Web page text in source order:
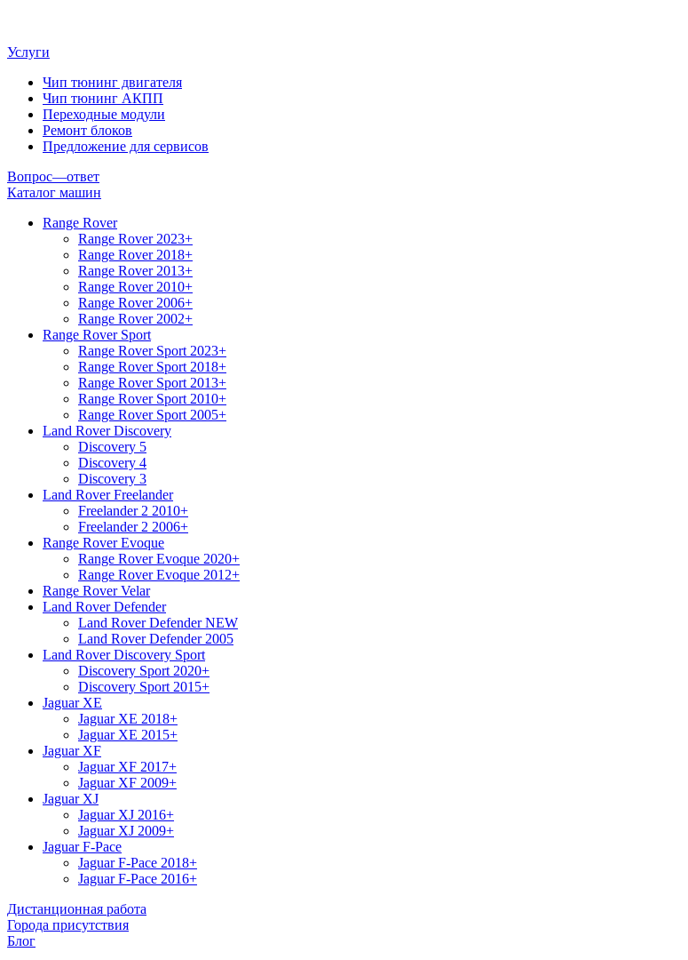
Услуги
Чип тюнинг двигателя
Чип тюнинг АКПП
Переходные модули
Ремонт блоков
Предложение для сервисов
Вопрос—ответ
Каталог машин
Range Rover
Range Rover 2023+
Range Rover 2018+
Range Rover 2013+
Range Rover 2010+
Range Rover 2006+
Range Rover 2002+
Range Rover Sport
Range Rover Sport 2023+
Range Rover Sport 2018+
Range Rover Sport 2013+
Range Rover Sport 2010+
Range Rover Sport 2005+
Land Rover Discovery
Discovery 5
Discovery 4
Discovery 3
Land Rover Freelander
Freelander 2 2010+
Freelander 2 2006+
Range Rover Evoque
Range Rover Evoque 2020+
Range Rover Evoque 2012+
Range Rover Velar
Land Rover Defender
Land Rover Defender NEW
Land Rover Defender 2005
Land Rover Discovery Sport
Discovery Sport 2020+
Discovery Sport 2015+
Jaguar XE
Jaguar XE 2018+
Jaguar XE 2015+
Jaguar XF
Jaguar XF 2017+
Jaguar XF 2009+
Jaguar XJ
Jaguar XJ 2016+
Jaguar XJ 2009+
Jaguar F-Pace
Jaguar F-Pace 2018+
Jaguar F-Pace 2016+
Дистанционная работа
Города присутствия
Блог